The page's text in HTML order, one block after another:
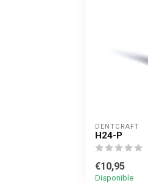
DENTCRAFT
H24-P
€10,95
Disponible